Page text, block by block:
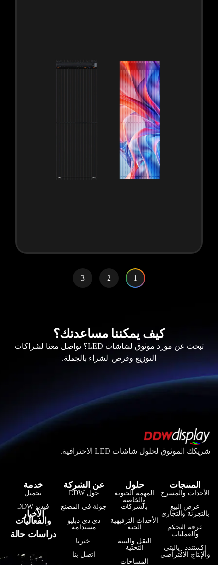
1
2
3
كيف يمكننا مساعدتك؟
تبحث عن مورد موثوق لشاشات LED؟ تواصل معنا لشراكات
التوزيع وفرص الشراء بالجملة.
شريكك الموثوق لحلول شاشات LED الاحترافية.
المنتجات
الأحداث والمسرح
عرض البيع
بالتجزئة والتجاري
غرفة التحكم
والعمليات
إكستندد رياليتي
والإنتاج الافتراضي
حلول
المهمة الحيوية
والخاصة
بالشركات
الأحداث الترفيهية
الحية
النقل والبنية
التحتية
المساحات
عن الشركة
حول DDW
جولة في المصنع
دي دي دبليو
مستدامة
اخترنا
اتصل بنا
خدمة
تحميل
فيديو DDW
الأخبار
والفعاليات
دراسات حالة
한국어
Bahasa Indonesia
हिन्दी
فارسی